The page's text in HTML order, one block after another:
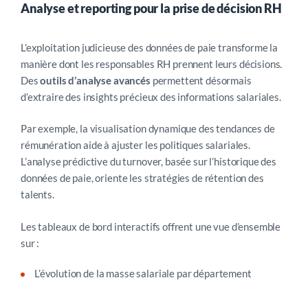
Analyse et reporting pour la prise de décision RH
L’exploitation judicieuse des données de paie transforme la
manière dont les responsables RH prennent leurs décisions.
Desoutils d’analyse avancés permettent désormais
d’extraire des insights précieux des informations salariales.
Par exemple, la visualisation dynamique des tendances de
rémunération aide à ajuster les politiques salariales.
L’analyse prédictive du turnover, basée sur l’historique des
données de paie, oriente les stratégies de rétention des
talents.
Les tableaux de bord interactifs offrent une vue d’ensemble
sur :
L’évolution de la masse salariale par département